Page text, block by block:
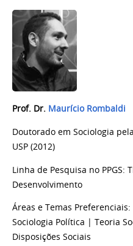
Prof. Dr. Maurício Rombaldi
Doutorado em Sociologia pela
USP (2012)
Linha de Pesquisa no PPGS:
Desenvolvimento
Áreas e Temas Preferenciais:
Sociologia Política | Teoria
Disposições Sociais